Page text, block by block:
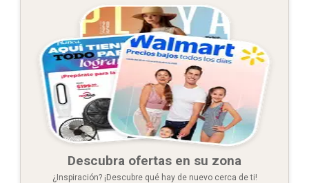
Descubra ofertas en su zona
¿Inspiración? ¡Descubre qué hay de nuevo cerca de ti!